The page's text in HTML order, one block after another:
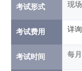
考试形式 现
考试费用 详
考试时间 每